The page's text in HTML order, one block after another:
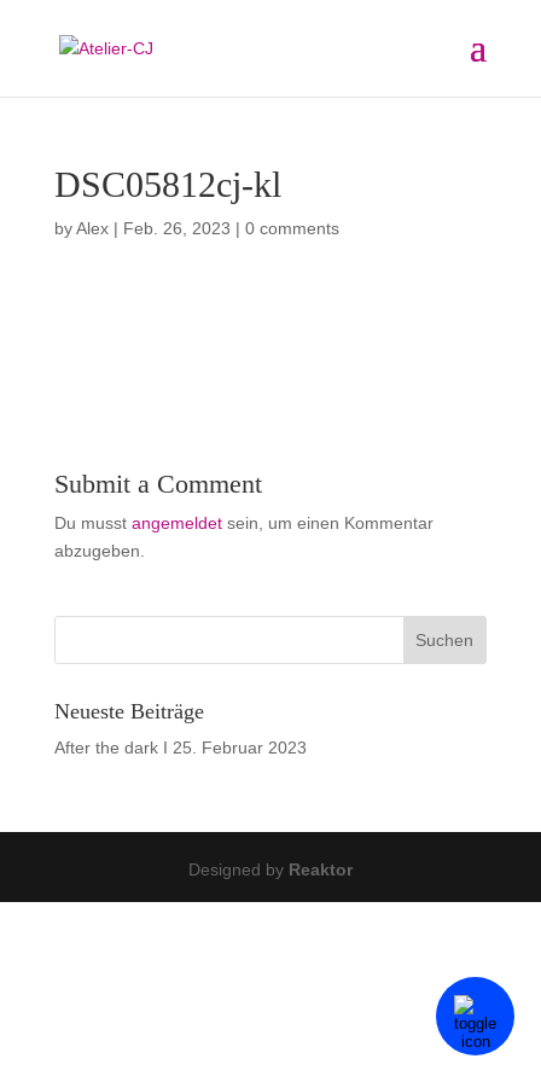
DSC05812cj-kl
byAlex| Feb. 26, 2023 | 0 comments
Submit a Comment
Du musst angemeldetsein, um einen Kommentar
abzugeben.
Neueste Beiträge
After the dark I 25. Februar 2023
Designed by Reaktor